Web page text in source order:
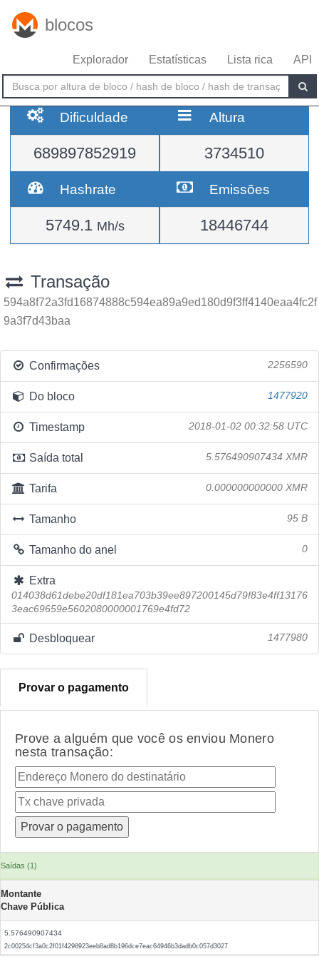
blocos
Explorador Estatísticas Lista rica API
Dificuldade
689897852919
Altura
3734510
Hashrate
5749.1 Mh/s
Emissões
18446744
Transação
594a8f72a3fd16874888c594ea89a9ed180d9f3ff4140eaa4fc2f
9a3f7d43baa
Confirmações 2256590
Do bloco 1477920
Timestamp 2018-01-02 00:32:58 UTC
Saída total 5.576490907434 XMR
Tarifa 0.000000000000 XMR
Tamanho 95 B
Tamanho do anel 0
Extra
014038d61debe20df181ea703b39ee897200145d79f83e4ff13176
3eac69659e5602080000001769e4fd72
Desbloquear 1477980
Provar o pagamento
Prove a alguém que você os enviou Monero
nesta transação:
Saídas (1)
Montante
Chave Pública
5.576490907434
2c00254cf3a0c2f01f4298923eeb8ad8b196dce7eac64946b3dadb0c057d3027